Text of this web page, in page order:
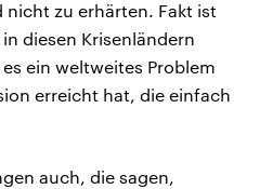
zu erhärten. Fakt ist
diesen Krisenländern
ein weltweites Problem
erreicht hat, die einfach
auch, die sagen,